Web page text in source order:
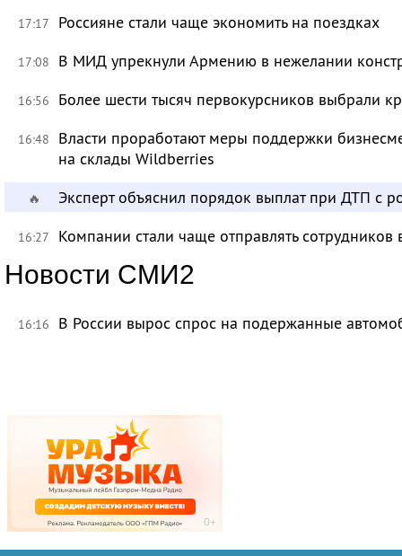
17:17 Россияне стали чаще экономить на поездках
17:08 В МИД упрекнули Армению в нежелании
16:56 Более шести тысяч первокурсников выбрали
16:48
Власти проработают меры поддержки
на склады Wildberries
🔥 Эксперт объяснил порядок выплат при ДТП с
16:27 Компании стали чаще отправлять сотрудников
Новости СМИ2
16:16 В России вырос спрос на подержанные